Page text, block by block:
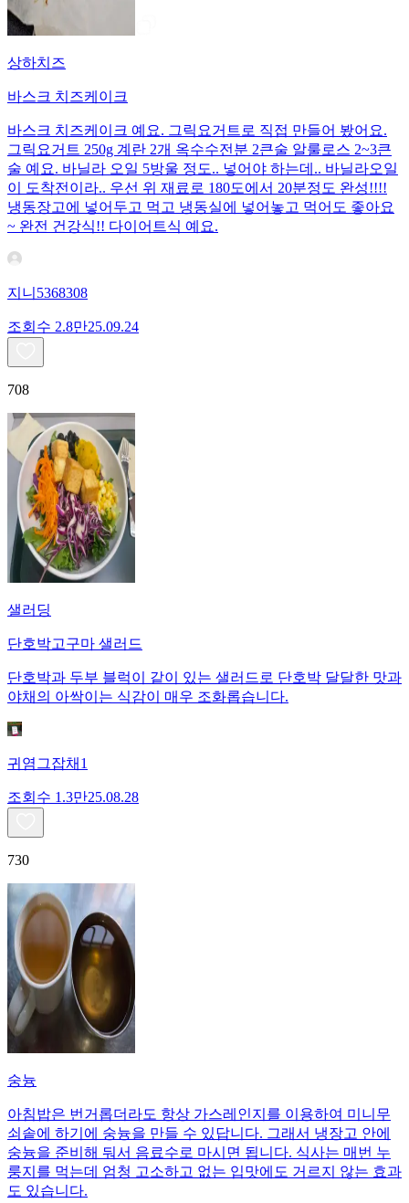
상하치즈
바스크 치즈케이크
바스크 치즈케이크 예요. 그릭요거트로 직접 만들어 봤어요.
그릭요거트 250g 계란 2개 옥수수전분 2큰술 알룰로스 2~3큰
술 예요. 바닐라 오일 5방울 정도.. 넣어야 하는데.. 바닐라오일
이 도착전이라.. 우선 위 재료로 180도에서 20분정도 완성!!!!
냉동장고에 넣어두고 먹고 냉동실에 넣어놓고 먹어도 좋아요
~ 완전 건강식!! 다이어트식 예요.
지니5368308
조회수 2.8만25.09.24
708
샐러딩
단호박고구마 샐러드
단호박과 두부 블럭이 같이 있는 샐러드로 단호박 달달한 맛과
야채의 아싹이는 식감이 매우 조화롭습니다.
귀염그잡채1
조회수 1.3만25.08.28
730
숭늉
아침밥은 번거롭더라도 항상 가스레인지를 이용하여 미니무
쇠솥에 하기에 숭늉을 만들 수 있답니다. 그래서 냉장고 안에
숭늉을 준비해 둬서 음료수로 마시면 됩니다. 식사는 매번 누
룽지를 먹는데 엄청 고소하고 없는 입맛에도 거르지 않는 효과
도 있습니다.